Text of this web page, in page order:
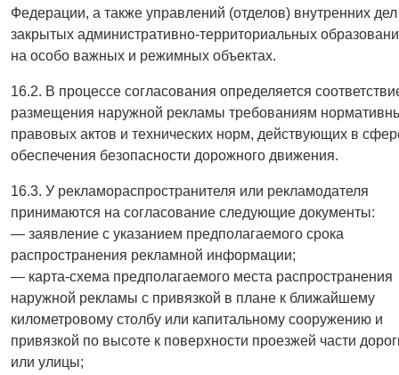
Федерации, а также управлений (отделов) внутренних
закрытых административно-территориальных
на особо важных и режимных объектах.
16.2. В процессе согласования определяется
размещения наружной рекламы требованиям
правовых актов и технических норм, действующих в
обеспечения безопасности дорожного движения.
16.3. У рекламораспространителя или рекламодателя
принимаются на согласование следующие документы:
— заявление с указанием предполагаемого срока
распространения рекламной информации;
— карта-схема предполагаемого места распространения
наружной рекламы с привязкой в плане к ближайшему
километровому столбу или капитальному сооружению и
привязкой по высоте к поверхности проезжей части
или улицы;